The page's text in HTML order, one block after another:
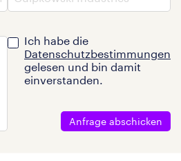
Ich habe die
Datenschutzbestimmungen
gelesen und bin damit
einverstanden.
Anfrage abschicken